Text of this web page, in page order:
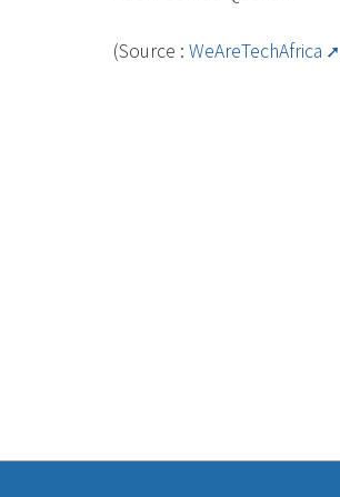
(Source : WeAreTechAfrica